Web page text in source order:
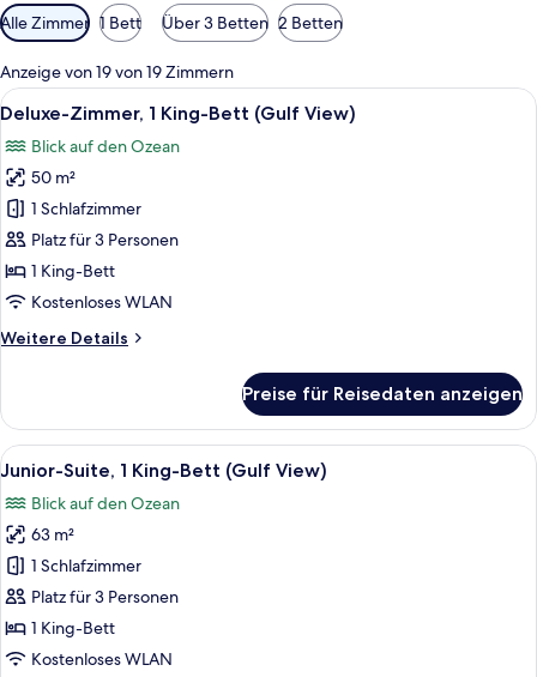
Verfügbare
Filter
für
Zimmer
Alle Zimmer 1 Bett Über 3 Betten 2 Betten
Anzeige von 19 von 19 Zimmern
Alle
Fotos
für
Deluxe-
Zimmer,
1 King-
Bett
(Gulf
anzeigen
Ein Hotelzimmer mit einem großen
5
Deluxe-Zimmer, 1 King-Bett (Gulf View)
Blick auf den Ozean
50 m²
1 Schlafzimmer
Platz für 3 Personen
1 King-Bett
Kostenloses WLAN
Weitere Details
Weitere
Zimmer,
1 King-
Bett
View)
Preise für Reisedaten anzeigen
Alle
Fotos
für
Junior-
Suite,
1 King-
Bett
(Gulf
Ein Hotelzimmer mit einem großen
7
Junior-Suite, 1 King-Bett (Gulf View)
Blick auf den Ozean
63 m²
1 Schlafzimmer
Platz für 3 Personen
1 King-Bett
Kostenloses WLAN